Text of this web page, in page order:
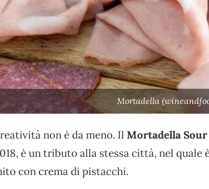
Mortadella
non è da meno. Il Mortadella Sour
è un tributo alla stessa città, nel
con crema di pistacchi.